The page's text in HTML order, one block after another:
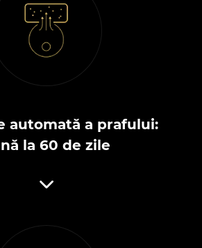
automată a prafului:
la 60 de zile